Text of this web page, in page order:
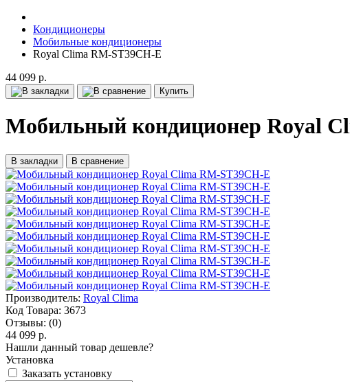
Кондиционеры
Мобильные кондиционеры
Royal Clima RM-ST39CH-E
44 099 р.
Купить
Мобильный кондиционер Royal
В закладки В сравнение
Производитель: Royal Clima
Код Товара: 3673
Отзывы: (0)
44 099 р.
Нашли данный товар дешевле?
Установка
Заказать установку